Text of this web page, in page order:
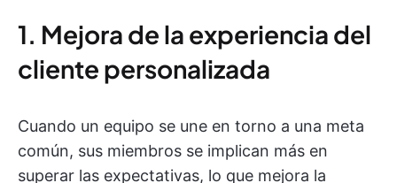
1. Mejora de la experiencia del
cliente personalizada
Cuando un equipo se une en torno a una meta
común, sus miembros se implican más en
superar las expectativas, lo que mejora la